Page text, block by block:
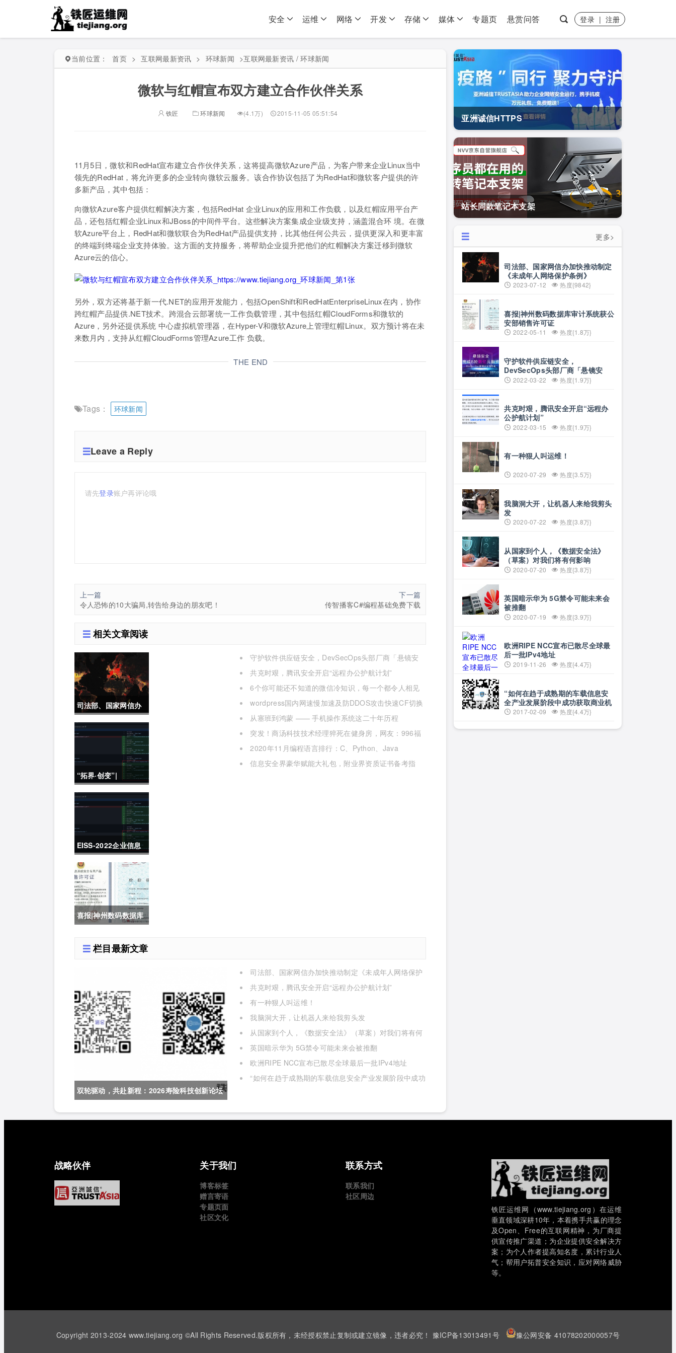
安全 运维 网络 开发 存储 媒体 专题页 悬赏问答 登录 | 注册
当前位置： 首页 > 互联网最新资讯 > 环球新闻 >互联网最新资讯 / 环球新闻
微软与红帽宣布双方建立合作伙伴关系
铁匠 环球新闻 (4.1万) 2015-11-05 05:51:54
11月5日，微软和RedHat宣布建立合作伙伴关系，这将提高微软Azure产品，为客户带来企业Linux当中
领先的RedHat，将允许更多的企业转向微软云服务。该合作协议包括了为RedHat和微软客户提供的许
多新产品，其中包括：
向微软Azure客户提供红帽解决方案，包括RedHat 企业Linux的应用和工作负载，以及红帽应用平台产
品，还包括红帽企业Linux和JBoss的中间件平台。这些解决方案集成企业级支持，涵盖混合环 境。在微
软Azure平台上，RedHat和微软联合为RedHat产品提供支持，比其他任何公共云，提供更深入和更丰富
的终端到终端企业支持体验。这方面的支持服务，将帮助企业提升把他们的红帽解决方案迁移到微软
Azure云的信心。
另外，双方还将基于新一代.NET的应用开发能力，包括OpenShift和RedHatEnterpriseLinux在内，协作
跨红帽产品提供.NET技术。跨混合云部署统一工作负载管理，其中包括红帽CloudForms和微软的
Azure，另外还提供系统 中心虚拟机管理器，在Hyper-V和微软Azure上管理红帽Linux。双方预计将在未
来数月内，支持从红帽CloudForms管理Azure工作 负载。
THE END
Tags： 环球新闻
Leave a Reply
请先登录账户再评论哦
上一篇
令人恐怖的10大骗局,转告给身边的朋友吧！
下一篇
传智播客C#编程基础免费下载
相关文章阅读
司法部、国家网信办
加快推动制定《未成
年人网络保护条例》
“拓界·创变”|
2022K+全球软件研发
行业创新峰会上海站
敬请期待！
EISS-2022企业信息
安全峰会之深圳站 10
月28日成功举办
喜报|神州数码数据库
售许可证
守护软件供应链安全，DevSecOps头部厂商「悬镜安
全」完成B轮数亿元融资
共克时艰，腾讯安全开启“远程办公护航计划”
6个你可能还不知道的微信冷知识，每一个都令人相见
wordpress国内网速慢加速及防DDOS攻击快速CF切换
教程从塞班到鸿蒙 —— 手机操作系统这二十年历程
突发！商汤科技技术经理猝死在健身房，网友：996福
报何时是个头
2020年11月编程语言排行：C、Python、Java
信息安全界豪华赋能大礼包，附业界资质证书备考指
栏目最新文章
双轮驱动，共赴新程：2026寿险科技创新论坛
司法部、国家网信办加快推动制定《未成年人网络保护
条例》
共克时艰，腾讯安全开启“远程办公护航计划”
有一种狠人叫运维！
我脑洞大开，让机器人来给我剪头发
从国家到个人，《数据安全法》（草案）对我们将有何
影响英国暗示华为 5G禁令可能未来会被推翻
欧洲RIPE NCC宣布已散尽全球最后一批IPv4地址
“如何在趋于成熟期的车载信息安全产业发展阶段中成功
亚洲诚信HTTPS
站长同款笔记本支架
更多>
司法部、国家网信办加快推动制定
《未成年人网络保护条例》
2023-07-12 热度{9842}
喜报|神州数码数据库审计系统获公
安部销售许可证
2022-05-11 热度{1.8万}
守护软件供应链安全，
DevSecOps头部厂商「悬镜安
全」完成B轮数亿元融资
2022-03-22 热度{1.9万}
共克时艰，腾讯安全开启“远程办
公护航计划”
2022-03-15 热度{1.9万}
有一种狠人叫运维！
2020-07-29 热度{3.5万}
我脑洞大开，让机器人来给我剪头
发
2020-07-22 热度{3.8万}
从国家到个人，《数据安全法》
（草案）对我们将有何影响
2020-07-20 热度{3.8万}
英国暗示华为 5G禁令可能未来会
被推翻
2020-07-19 热度{3.9万}
欧洲RIPE NCC宣布已散尽全球最
后一批IPv4地址
2019-11-26 热度{4.4万}
“如何在趋于成熟期的车载信息安
全产业发展阶段中成功获取商业机
遇”2017-02-09 热度{4.4万}
战略伙伴 关于我们
博客标签
赠言寄语
专题页面
社区文化
联系方式
联系我们
社区周边
铁匠运维网（www.tiejiang.org）在运维
垂直领域深耕10年，本着携手共赢的理念
及Open、Free的互联网精神，为厂商提
供宣传推广渠道；为企业提供安全解决方
案；为个人作者提高知名度，累计行业人
气；帮用户拓普安全知识，应对网络威胁
等。
Copyright 2013-2024 www.tiejiang.org ©All Rights Reserved.版权所有，未经授权禁止复制或建立镜像，违者必究！ 豫ICP备13013491号 豫公网安备 41078202000057号